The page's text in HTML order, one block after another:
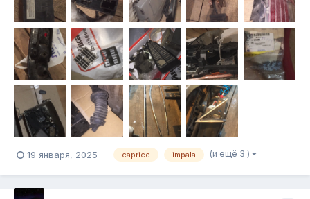
19 января, 2025 caprice impala (и ещё 3 )